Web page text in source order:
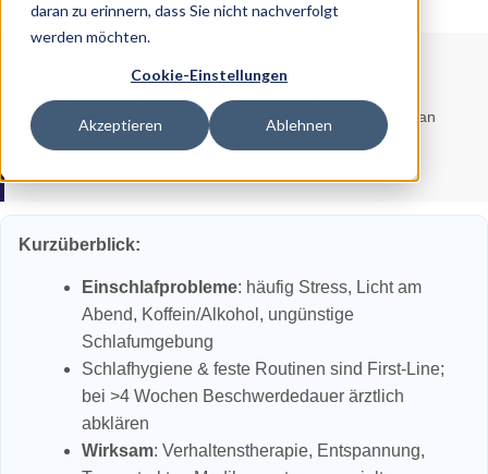
daran zu erinnern, dass Sie nicht nachverfolgt
werden möchten.
Cookie-Einstellungen
Akzeptieren Ablehnen
medizinische Beratung ersetzen. Wenden Sie sich immer an
Ihren Arzt oder Ihre Ärztin, bevor Sie neue Behandlungen
Kurzüberblick:
Einschlafprobleme: häufig Stress, Licht am
Abend, Koffein/Alkohol, ungünstige
Schlafumgebung
Schlafhygiene & feste Routinen sind First‑Line;
bei >4 Wochen Beschwerdedauer ärztlich
abklären
Wirksam: Verhaltenstherapie, Entspannung,